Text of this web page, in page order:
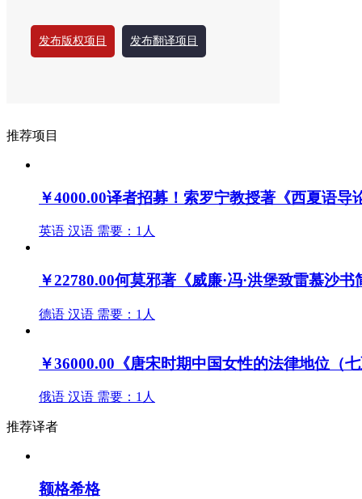
发布版权项目 发布翻译项目
推荐项目
￥4000.00译者招募！索罗宁教授著《西夏语导
英语 汉语 需要：1人
￥22780.00何莫邪著《威廉·冯·洪堡致雷慕沙
德语 汉语 需要：1人
￥36000.00 《唐宋时期中国女性的法律地位（
俄语 汉语 需要：1人
推荐译者
额格希格